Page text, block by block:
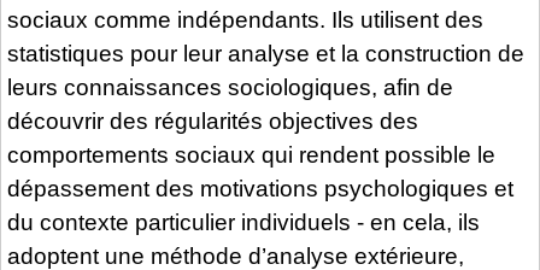
sociaux comme indépendants. Ils utilisent des
statistiques pour leur analyse et la construction de
leurs connaissances sociologiques, afin de
découvrir des régularités objectives des
comportements sociaux qui rendent possible le
dépassement des motivations psychologiques et
du contexte particulier individuels - en cela, ils
adoptent une méthode d’analyse extérieure,